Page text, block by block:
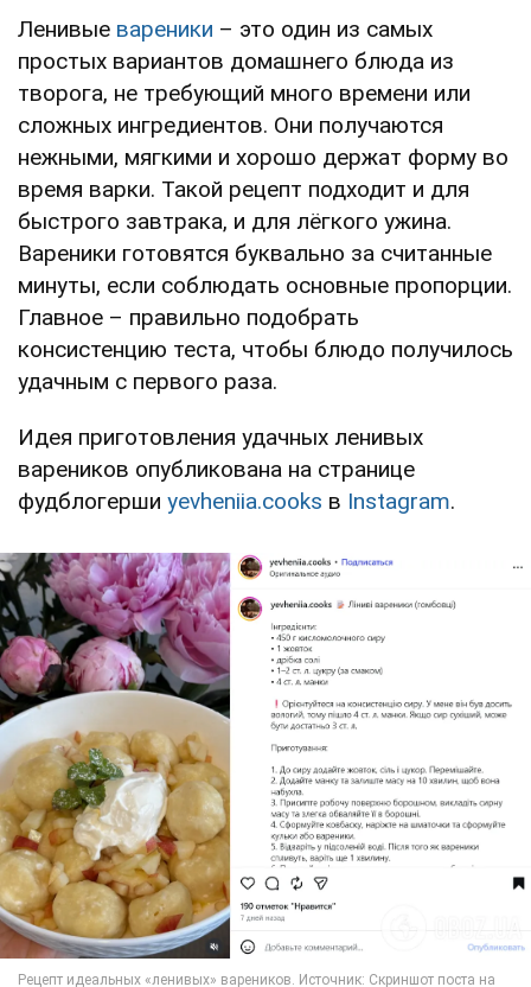
Ленивые вареники – это один из самых
простых вариантов домашнего блюда из
творога, не требующий много времени или
сложных ингредиентов. Они получаются
нежными, мягкими и хорошо держат форму во
время варки. Такой рецепт подходит и для
быстрого завтрака, и для лёгкого ужина.
Вареники готовятся буквально за считанные
минуты, если соблюдать основные пропорции.
Главное – правильно подобрать
консистенцию теста, чтобы блюдо получилось
удачным с первого раза.
Идея приготовления удачных ленивых
вареников опубликована на странице
фудблогерши yevheniia.cooks в Instagram.